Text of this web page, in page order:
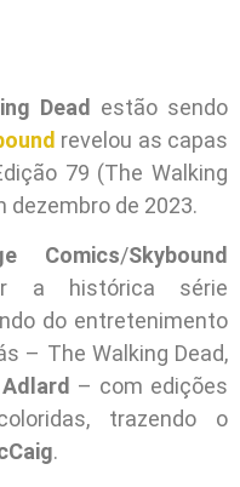
Dead estão sendo
revelou as capas
79 (The Walking
dezembro de 2023.
Comics/Skybound
a histórica série
do entretenimento
– The Walking Dead,
– com edições
trazendo o
.